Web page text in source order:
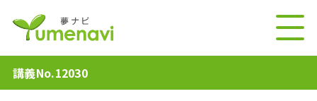
講義No.12030